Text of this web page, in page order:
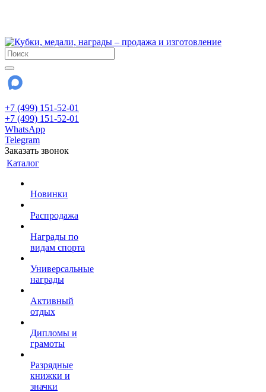
+7 (499) 151-52-01
+7 (499) 151-52-01
WhatsApp
Telegram
Заказать звонок
Каталог
Новинки
Распродажа
Награды по
видам спорта
Универсальные
награды
Активный
отдых
Дипломы и
грамоты
Разрядные
книжки и
значки